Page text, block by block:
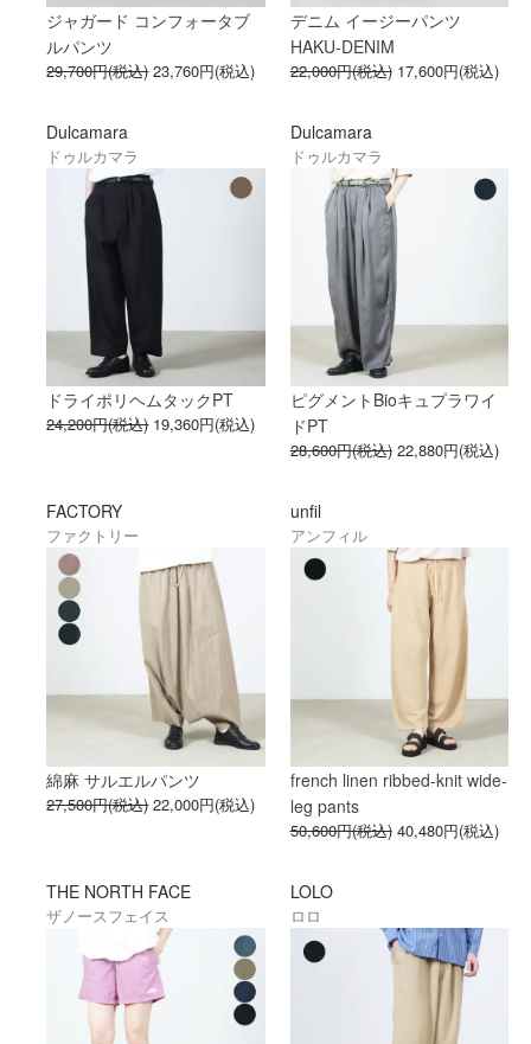
ジャガード コンフォータブ
ルパンツ
29,700円(税込) 23,760円(税込)
デニム イージーパンツ
HAKU-DENIM
22,000円(税込) 17,600円(税込)
Dulcamara
ドゥルカマラ
ドライポリヘムタックPT
24,200円(税込) 19,360円(税込)
Dulcamara
ドゥルカマラ
ピグメントBioキュプラワイ
ドPT
28,600円(税込) 22,880円(税込)
FACTORY
ファクトリー
綿麻 サルエルパンツ
27,500円(税込) 22,000円(税込)
unfil
アンフィル
french linen ribbed-knit wide-
leg pants
50,600円(税込) 40,480円(税込)
THE NORTH FACE
ザノースフェイス
LOLO
ロロ